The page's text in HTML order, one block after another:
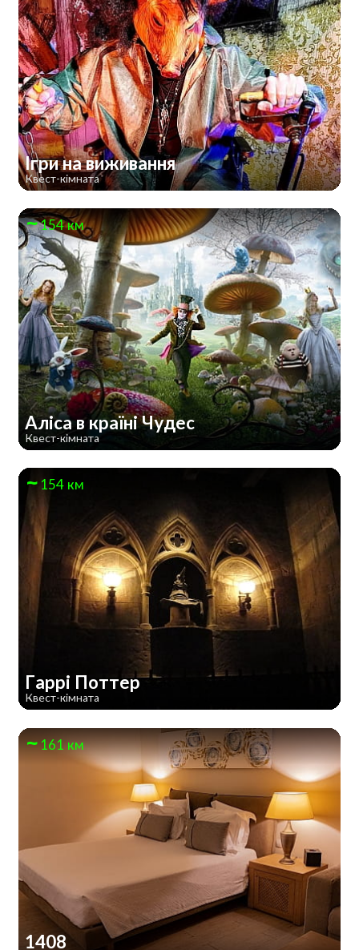
Ігри на виживання
Квест-кімната
154 км
Аліса в країні Чудес
Квест-кімната
154 км
Гаррі Поттер
Квест-кімната
161 км
1408